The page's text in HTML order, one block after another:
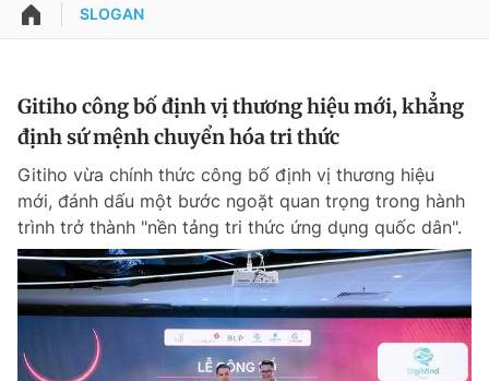
QUẢNG CÁO
Chuyên mục khác
Chào ngày mới Tin 24h
Tin thị trường Tin 360
Thông tin tài khoản
Đổi mật khẩu
Tin đã lưu
Tin đã xem
Đăng xuất
SLOGAN
Gitiho công bố định vị thương hiệu mới, khẳng
định sứ mệnh chuyển hóa tri thức
Gitiho vừa chính thức công bố định vị thương hiệu
mới, đánh dấu một bước ngoặt quan trọng trong hành
trình trở thành "nền tảng tri thức ứng dụng quốc dân".